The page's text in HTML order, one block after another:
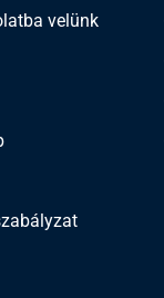
velünk